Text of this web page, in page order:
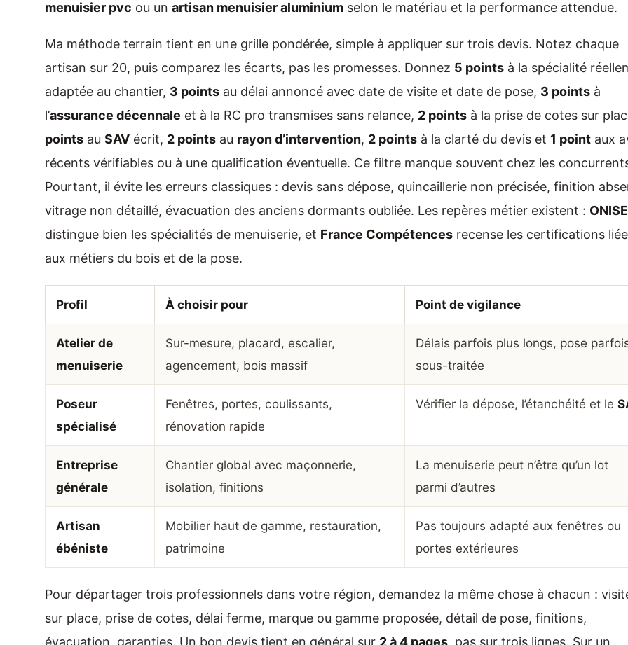
menuisier pvc ou un artisan menuisier aluminium selon le matériau et la performance attendue.
Ma méthode terrain tient en une grille pondérée, simple à appliquer sur trois devis. Notez chaque
artisan sur 20, puis comparez les écarts, pas les promesses. Donnez 5 points à la spécialité
adaptée au chantier, 3 points au délai annoncé avec date de visite et date de pose, 3 points à
l’assurance décennale et à la RC pro transmises sans relance, 2 points à la prise de cotes sur
points au SAV écrit, 2 points au rayon d’intervention, 2 points à la clarté du devis et 1 point aux
récents vérifiables ou à une qualification éventuelle. Ce filtre manque souvent chez les
Pourtant, il évite les erreurs classiques : devis sans dépose, quincaillerie non précisée, finition
vitrage non détaillé, évacuation des anciens dormants oubliée. Les repères métier existent :
distingue bien les spécialités de menuiserie, et France Compétences recense les certifications
aux métiers du bois et de la pose.
Profil À choisir pour Point de vigilance
Atelier de
menuiserie
Sur-mesure, placard, escalier,
agencement, bois massif
Délais parfois plus longs, pose
sous-traitée
Poseur
spécialisé
Fenêtres, portes, coulissants,
rénovation rapide
Vérifier la dépose, l’étanchéité et le
Entreprise
générale
Chantier global avec maçonnerie,
isolation, finitions
La menuiserie peut n’être qu’un lot
parmi d’autres
Artisan
ébéniste
Mobilier haut de gamme, restauration,
patrimoine
Pas toujours adapté aux fenêtres ou
portes extérieures
Pour départager trois professionnels dans votre région, demandez la même chose à chacun :
sur place, prise de cotes, délai ferme, marque ou gamme proposée, détail de pose, finitions,